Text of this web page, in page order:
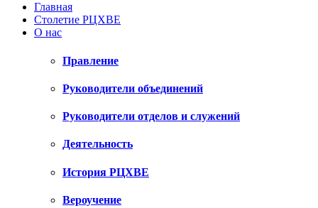
Главная
Столетие РЦХВЕ
О нас
Правление
Руководители объединений
Руководители отделов и служений
Деятельность
История РЦХВЕ
Вероучение